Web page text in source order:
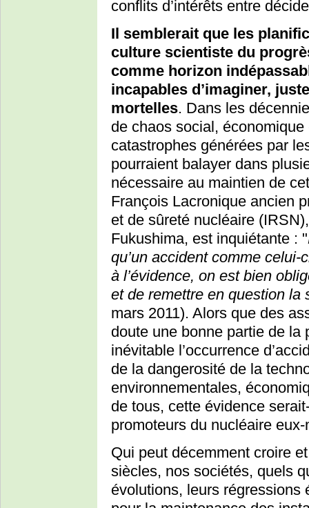
conflits d’intérêts entre
Il semblerait que les
culture scientiste du
comme horizon
incapables d’imaginer,
mortelles. Dans les
de chaos social,
catastrophes générées par
pourraient balayer dans
nécessaire au maintien de
François Lacronique ancien
et de sûreté nucléaire
Fukushima, est inquiétante : "
qu’un accident comme
à l’évidence, on est bien
et de remettre en question la
mars 2011). Alors que des
doute une bonne partie de la
inévitable l’occurrence
de la dangerosité de la
environnementales,
de tous, cette évidence
promoteurs du nucléaire
Qui peut décemment croire
siècles, nos sociétés, quels
évolutions, leurs régressions